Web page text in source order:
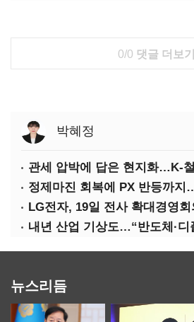
0/0 댓글 더보기
박혜정
관세 압박에 답은 현지화…K-
뉴스리듬